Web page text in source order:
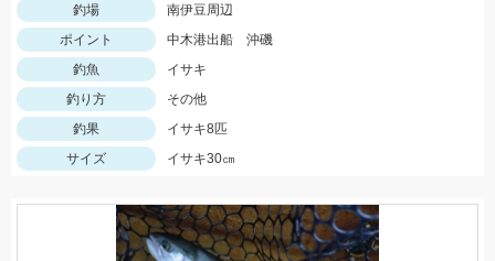
釣場
南伊豆周辺
ポイント
中木港出船 沖磯
釣魚
イサキ
釣り方
その他
釣果
イサキ8匹
サイズ
イサキ30㎝